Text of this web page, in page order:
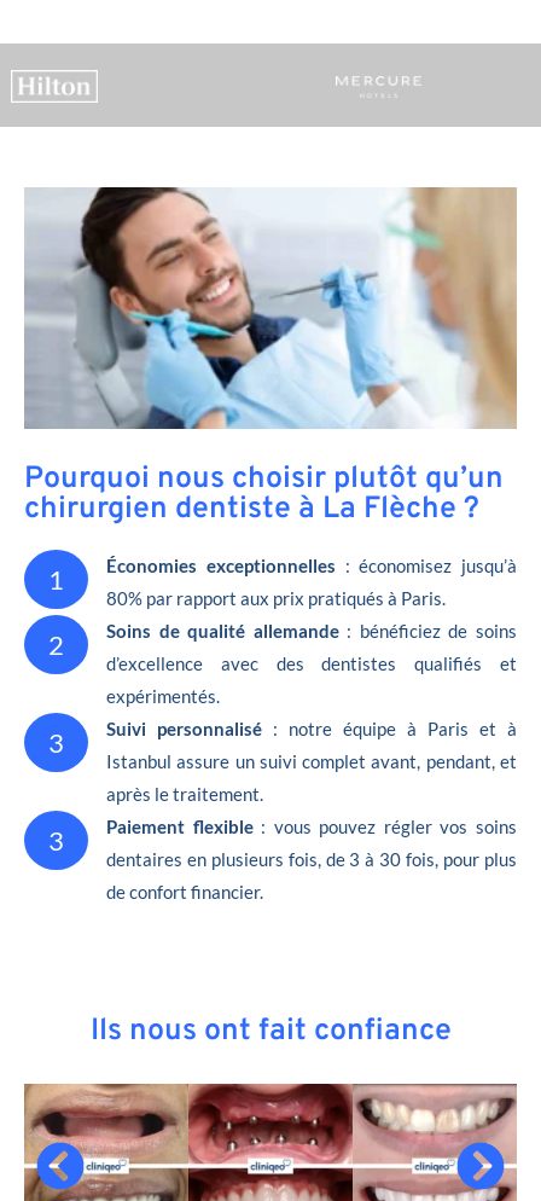
Pourquoi nous choisir plutôt qu’un
chirurgien dentiste à La Flèche ?
1 Économies exceptionnelles : économisez jusqu’à
80% par rapport aux prix pratiqués à Paris.
2 Soins de qualité allemande: bénéficiez de soins
d’excellence avec des dentistes qualifiés et
expérimentés.
3 Suivi personnalisé : notre équipe à Paris et à
Istanbul assure un suivi complet avant, pendant, et
après le traitement.
3 Paiement flexible: vous pouvez régler vos soins
dentaires en plusieurs fois, de 3 à 30 fois, pour plus
de confort financier.
Ils nous ont fait confiance